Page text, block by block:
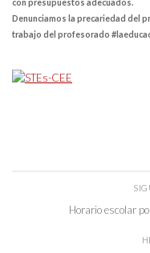
Denunciamos la precariedad del
trabajo del profesorado
Horario escolar